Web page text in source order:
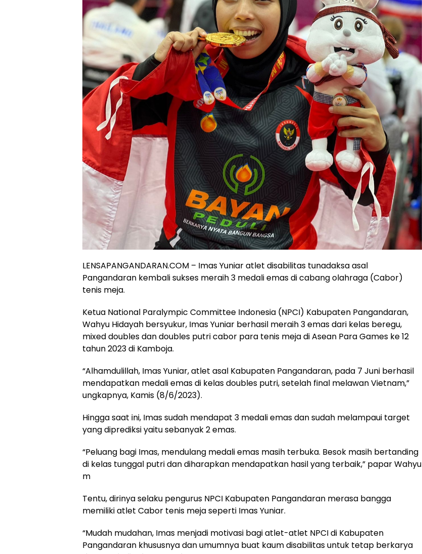
LENSAPANGANDARAN.COM – Imas Yuniar atlet disabilitas tunadaksa asal
Pangandaran kembali sukses meraih 3 medali emas di cabang olahraga (Cabor)
tenis meja.
Ketua National Paralympic Committee Indonesia (NPCI) Kabupaten Pangandaran,
Wahyu Hidayah bersyukur, Imas Yuniar berhasil meraih 3 emas dari kelas beregu,
mixed doubles dan doubles putri cabor para tenis meja di Asean Para Games ke 12
tahun 2023 di Kamboja.
“Alhamdulillah, Imas Yuniar, atlet asal Kabupaten Pangandaran, pada 7 Juni berhasil
mendapatkan medali emas di kelas doubles putri, setelah final melawan Vietnam,”
ungkapnya, Kamis (8/6/2023).
Hingga saat ini, Imas sudah mendapat 3 medali emas dan sudah melampaui target
yang diprediksi yaitu sebanyak 2 emas.
“Peluang bagi Imas, mendulang medali emas masih terbuka. Besok masih bertanding
di kelas tunggal putri dan diharapkan mendapatkan hasil yang terbaik,” papar Wahyu
m
Tentu, dirinya selaku pengurus NPCI Kabupaten Pangandaran merasa bangga
memiliki atlet Cabor tenis meja seperti Imas Yuniar.
“Mudah mudahan, Imas menjadi motivasi bagi atlet-atlet NPCI di Kabupaten
Pangandaran khususnya dan umumnya buat kaum disabilitas untuk tetap berkarya